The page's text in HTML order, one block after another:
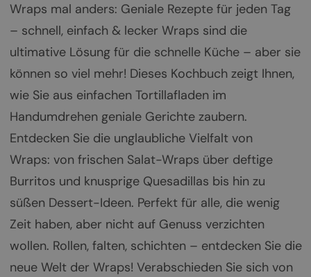
Wraps mal anders: Geniale Rezepte für jeden Tag
– schnell, einfach & lecker Wraps sind die
ultimative Lösung für die schnelle Küche – aber sie
können so viel mehr! Dieses Kochbuch zeigt Ihnen,
wie Sie aus einfachen Tortillafladen im
Handumdrehen geniale Gerichte zaubern.
Entdecken Sie die unglaubliche Vielfalt von
Wraps: von frischen Salat-Wraps über deftige
Burritos und knusprige Quesadillas bis hin zu
süßen Dessert-Ideen. Perfekt für alle, die wenig
Zeit haben, aber nicht auf Genuss verzichten
wollen. Rollen, falten, schichten – entdecken Sie die
neue Welt der Wraps! Verabschieden Sie sich von